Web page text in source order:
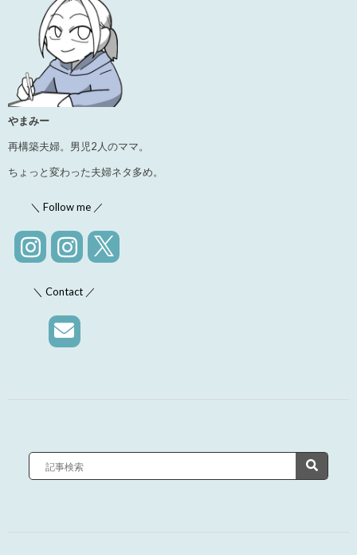
やまみー
再構築夫婦。男児2人のママ。
ちょっと変わった夫婦ネタ多め。
＼ Follow me ／
＼ Contact ／